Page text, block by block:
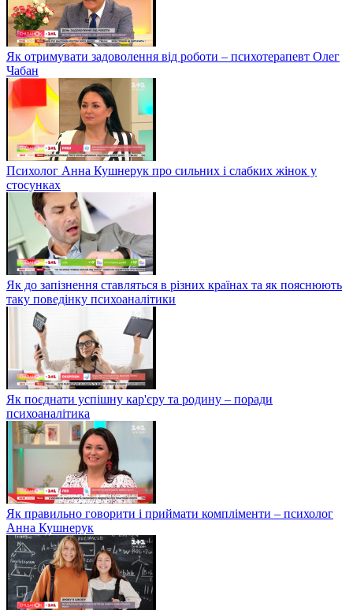
Як отримувати задоволення від роботи – психотерапевт Олег
Чабан
Психолог Анна Кушнерук про сильних і слабких жінок у
стосунках
Як до запізнення ставляться в різних країнах та як пояснюють
таку поведінку психоаналітики
Як поєднати успішну кар'єру та родину – поради
психоаналітика
Як правильно говорити і приймати компліменти – психолог
Анна Кушнерук